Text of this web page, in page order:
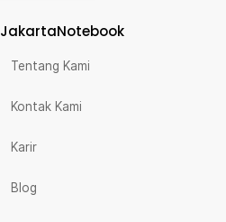
JakartaNotebook
Tentang Kami
Kontak Kami
Karir
Blog